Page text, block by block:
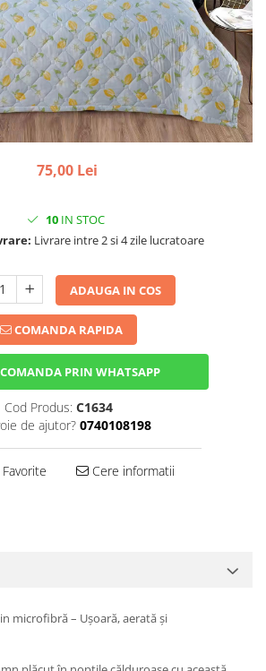
75,00 Lei
10IN STOC
Livrare intre 2 si 4 zile lucratoare
ADAUGA IN COS
COMANDA RAPIDA
COMANDA PRIN WHATSAPP
Cod Produs: C1634
de ajutor? 0740108198
Cere informatii
microfibră – Ușoară, aerată și